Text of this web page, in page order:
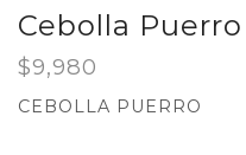
Cebolla Puerro
$9,980
CEBOLLA PUERRO